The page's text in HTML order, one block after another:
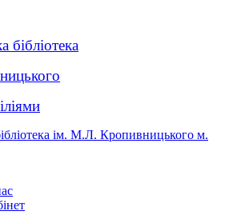
бібліотека
ім. М.Л. Кропивницького м.